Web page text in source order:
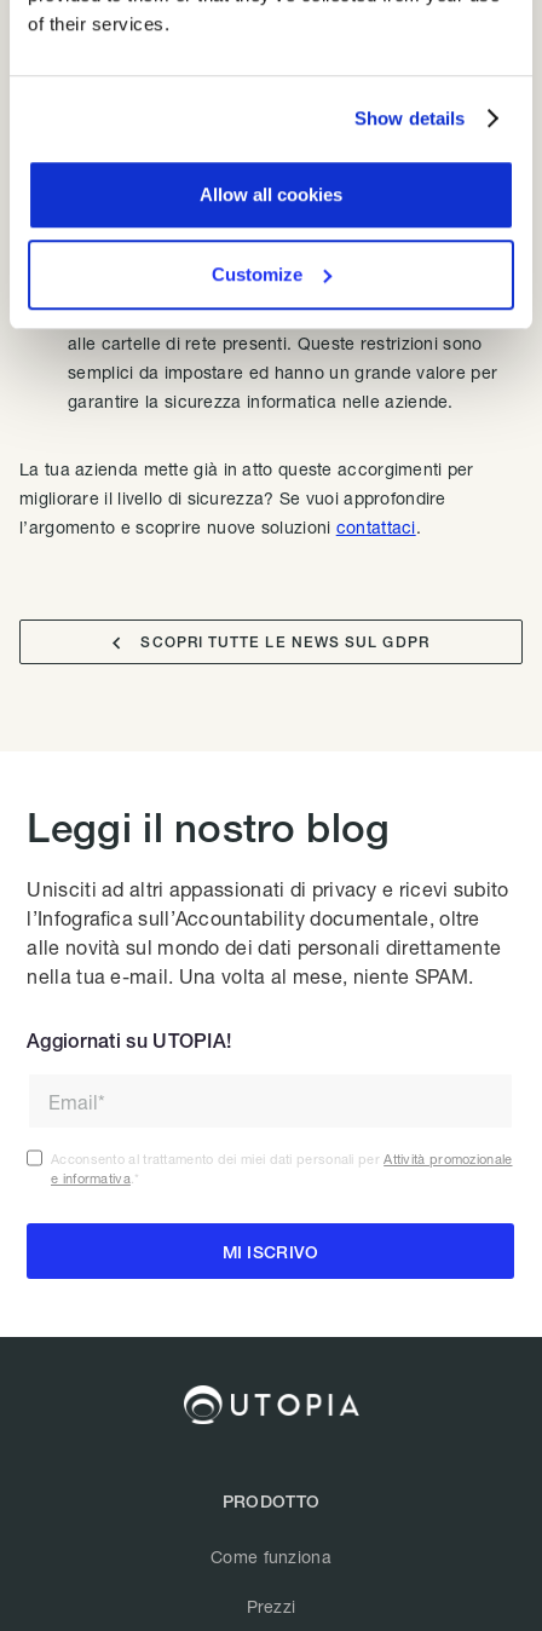
of their services.
Show details
Allow all cookies
Customize
buona prassi creare sempre due reti distinte e separate:
entrambi i casi è opportuno limitare l’accesso solo ad
vengano scoperte e utilizzate da estranei) e modificarle
con cadenza regolare.
accesso alle cartelle di rete : per quanto piccola sia
un’azienda, è fondamentale regolamentare l’accesso
alle cartelle di rete presenti. Queste restrizioni sono
semplici da impostare ed hanno un grande valore per
garantire la sicurezza informatica nelle aziende.
La tua azienda mette già in atto queste accorgimenti per
migliorare il livello di sicurezza? Se vuoi approfondire
l’argomento e scoprire nuove soluzioni contattaci.
 SCOPRI TUTTE LE NEWS SUL GDPR
Leggi il nostro blog
Unisciti ad altri appassionati di privacy e ricevi subito
l’Infografica sull’Accountability documentale, oltre
alle novità sul mondo dei dati personali direttamente
nella tua e-mail. Una volta al mese, niente SPAM.
Aggiornati su UTOPIA!
Acconsento al trattamento dei miei dati personali perAttività promozionale
e informativa *
PRODOTTO
Come funziona
Prezzi